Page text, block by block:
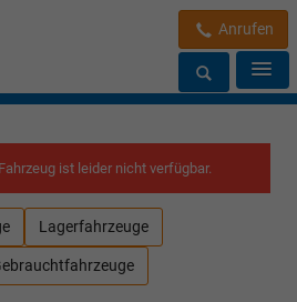
Anrufen
ist leider nicht verfügbar.
Lagerfahrzeuge